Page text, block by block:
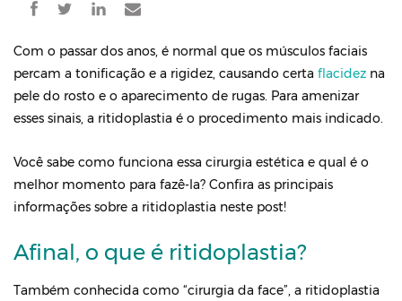
Com o passar dos anos, é normal que os músculos faciais
percam a tonificação e a rigidez, causando certa flacidez na
pele do rosto e o aparecimento de rugas. Para amenizar
esses sinais, a ritidoplastia é o procedimento mais indicado.
Você sabe como funciona essa cirurgia estética e qual é o
melhor momento para fazê-la? Confira as principais
informações sobre a ritidoplastia neste post!
Afinal, o que é ritidoplastia?
Também conhecida como “cirurgia da face”, a ritidoplastia